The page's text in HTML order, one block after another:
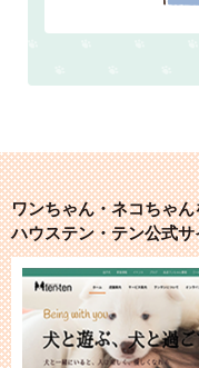
ワンちゃん・ネコちゃ
ハウステン・テン公式サ